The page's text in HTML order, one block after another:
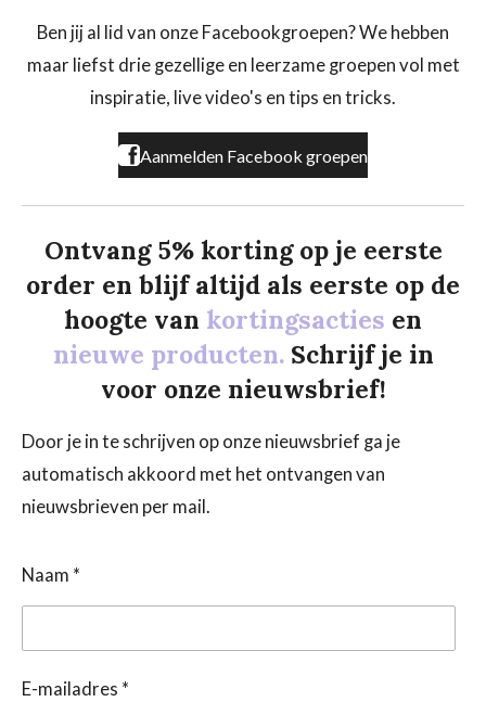
b
o
k
a
r
a
o
Ben jij al lid van onze Facebookgroepen? We hebben
maar liefst drie gezellige en leerzame groepen vol met
inspiratie, live video's en tips en tricks.
Aanmelden Facebook groepen
Ontvang 5% korting op je eerste
order en blijf altijd als eerste op de
hoogte van kortingsacties en
nieuwe producten. Schrijf je in
voor onze nieuwsbrief!
Door je in te schrijven op onze nieuwsbrief ga je
automatisch akkoord met het ontvangen van
nieuwsbrieven per mail.
Naam *
E-mailadres *